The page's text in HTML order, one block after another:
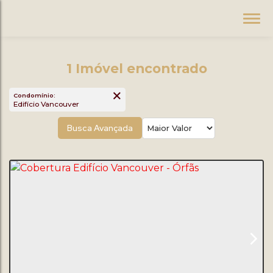
1 Imóvel encontrado
Condomínio:
Edifício Vancouver
Busca Avançada